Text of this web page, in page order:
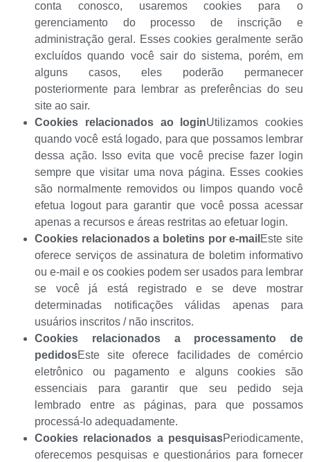
conta conosco, usaremos cookies para o
gerenciamento do processo de inscrição e
administração geral. Esses cookies geralmente serão
excluídos quando você sair do sistema, porém, em
alguns casos, eles poderão permanecer
posteriormente para lembrar as preferências do seu
site ao sair.
Cookies relacionados ao loginUtilizamos cookies
quando você está logado, para que possamos lembrar
dessa ação. Isso evita que você precise fazer login
sempre que visitar uma nova página. Esses cookies
são normalmente removidos ou limpos quando você
efetua logout para garantir que você possa acessar
apenas a recursos e áreas restritas ao efetuar login.
Cookies relacionados a boletins por e-mail Este site
oferece serviços de assinatura de boletim informativo
ou e-mail e os cookies podem ser usados ​​para lembrar
se você já está registrado e se deve mostrar
determinadas notificações válidas apenas para
usuários inscritos / não inscritos.
Cookies relacionados a processamento de
pedidosEste site oferece facilidades de comércio
eletrônico ou pagamento e alguns cookies são
essenciais para garantir que seu pedido seja
lembrado entre as páginas, para que possamos
processá-lo adequadamente.
Cookies relacionados a pesquisasPeriodicamente,
oferecemos pesquisas e questionários para fornecer